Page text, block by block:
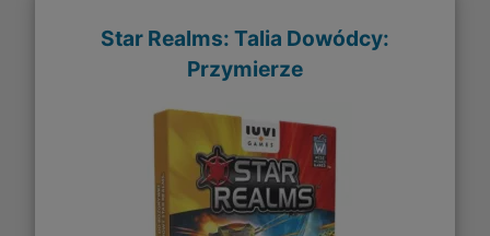
Star Realms: Talia Dowódcy:
Przymierze